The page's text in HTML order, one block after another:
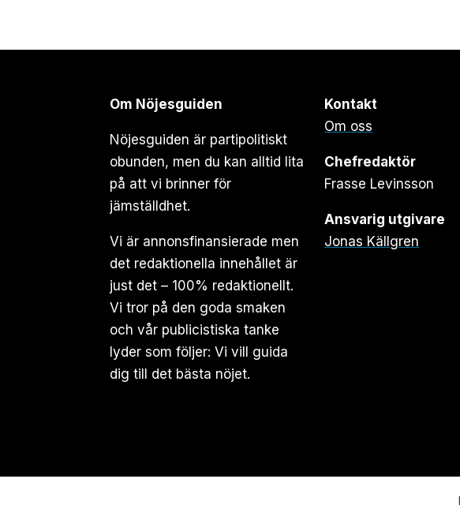
Om Nöjesguiden
Nöjesguiden är partipolitiskt
obunden, men du kan alltid lita
på att vi brinner för
jämställdhet.
Vi är annonsfinansierade men
det redaktionella innehållet är
just det – 100% redaktionellt.
Vi tror på den goda smaken
och vår publicistiska tanke
lyder som följer: Vi vill guida
dig till det bästa nöjet.
Kontakt
Om oss
Chefredaktör
Frasse Levinsson
Ansvarig utgivare
Jonas Källgren